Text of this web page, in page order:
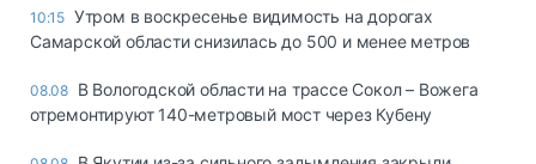
10:15 Утром в воскресенье видимость на дорогах
Самарской области снизилась до 500 и менее метров
08.08 В Вологодской области на трассе Сокол – Вожега
отремонтируют 140-метровый мост через Кубену